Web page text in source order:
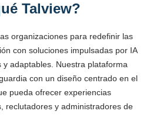
Talview?
organizaciones para redefinir las
con soluciones impulsadas por IA
adaptables. Nuestra plataforma
con un diseño centrado en el
pueda ofrecer experiencias
reclutadores y administradores de